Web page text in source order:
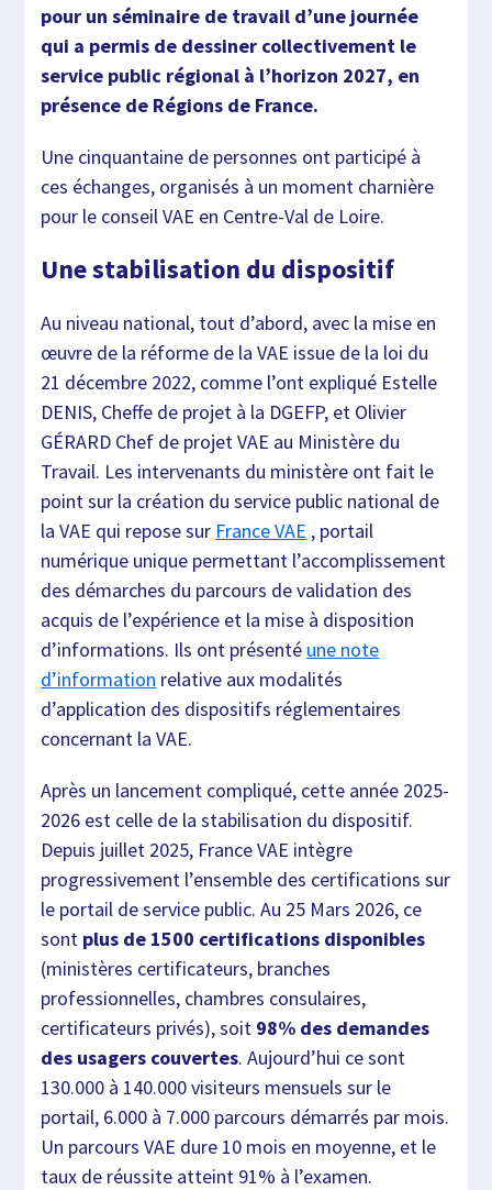
pour un séminaire de travail d’une journée
qui a permis de dessiner collectivement le
service public régional à l’horizon 2027, en
présence de Régions de France.
Une cinquantaine de personnes ont participé à
ces échanges, organisés à un moment charnière
pour le conseil VAE en Centre-Val de Loire.
Une stabilisation du dispositif
Au niveau national, tout d’abord, avec la mise en
œuvre de la réforme de la VAE issue de la loi du
21 décembre 2022, comme l’ont expliqué Estelle
DENIS, Cheffe de projet à la DGEFP, et Olivier
GÉRARD Chef de projet VAE au Ministère du
Travail. Les intervenants du ministère ont fait le
point sur la création du service public national de
la VAE qui repose sur France VAE , portail
numérique unique permettant l’accomplissement
des démarches du parcours de validation des
acquis de l’expérience et la mise à disposition
d’informations. Ils ont présenté une note
d’information relative aux modalités
d’application des dispositifs réglementaires
concernant la VAE.
Après un lancement compliqué, cette année 2025-
2026 est celle de la stabilisation du dispositif.
Depuis juillet 2025, France VAE intègre
progressivement l’ensemble des certifications sur
le portail de service public. Au 25 Mars 2026, ce
sont plus de 1500 certifications disponibles
(ministères certificateurs, branches
professionnelles, chambres consulaires,
certificateurs privés), soit 98% des demandes
des usagers couvertes. Aujourd’hui ce sont
130.000 à 140.000 visiteurs mensuels sur le
portail, 6.000 à 7.000 parcours démarrés par mois.
Un parcours VAE dure 10 mois en moyenne, et le
taux de réussite atteint 91% à l’examen.